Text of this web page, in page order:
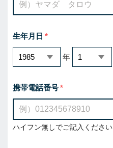
生年月日
年
携帯電話番号
ハイフン無しでご記入ください